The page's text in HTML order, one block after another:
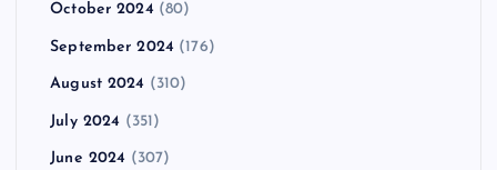
October 2024 (80)
September 2024 (176)
August 2024 (310)
July 2024 (351)
June 2024 (307)